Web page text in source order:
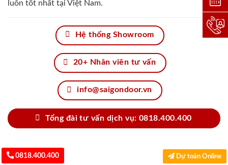
luôn tốt nhất tại Việt Nam.
Hệ thống Showroom
20+ Nhân viên tư vấn
info@saigondoor.vn
Tổng đài tư vấn dịch vụ: 0818.400.400
0818.400.400 Dự toán Online